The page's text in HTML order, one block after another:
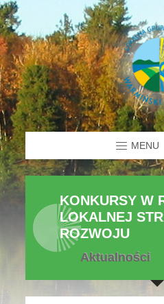
MENU
KONKURSY W
LOKALNEJ
ROZWOJU
Aktualności